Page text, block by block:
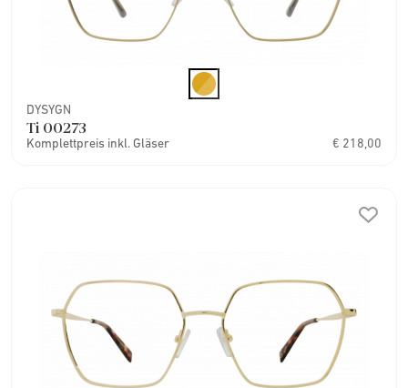
DYSYGN
Ti 00273
Komplettpreis inkl. Gläser € 218,00